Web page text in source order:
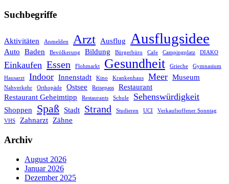
Suchbegriffe
Aktivitäten Anmelden Arzt Ausflug Ausflugsidee
Auto Baden Bevölkerung Bildung Bürgerbüro Cafe Campingplatz DIAKO
Einkaufen Essen Flohmarkt Gesundheit Grieche Gymnasium
Hausarzt Indoor Innenstadt Kino Krankenhaus Meer Museum
Nahverkehr Orthopäde Ostsee Reisepass
Restaurant
Restaurant Geheimtipp
Restaurants Schule Sehenswürdigkeit
Shoppen Spaß Stadt Strand Studieren UCI
Verkaufsoffener Sonntag
VHS
Zahnarzt Zähne
Archiv
August 2026
Januar 2026
Dezember 2025